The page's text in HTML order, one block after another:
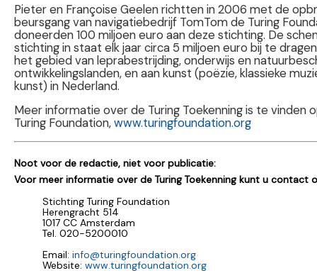
Pieter en Françoise Geelen richtten in 2006 met de
beursgang van navigatiebedrijf TomTom de Turing
doneerden 100 miljoen euro aan deze stichting. De
stichting in staat elk jaar circa 5 miljoen euro bij te
het gebied van leprabestrijding, onderwijs en
ontwikkelingslanden, en aan kunst (poëzie, klassieke
kunst) in Nederland.
Meer informatie over de Turing Toekenning is te vinden
Turing Foundation,www.turingfoundation.org
Noot voor de redactie, niet voor publicatie:
Voor meer informatie over de Turing Toekenning kunt u contact
Stichting Turing Foundation
Herengracht 514
1017 CC Amsterdam
Tel. 020-5200010
Email: info@turingfoundation.org
Website: www.turingfoundation.org